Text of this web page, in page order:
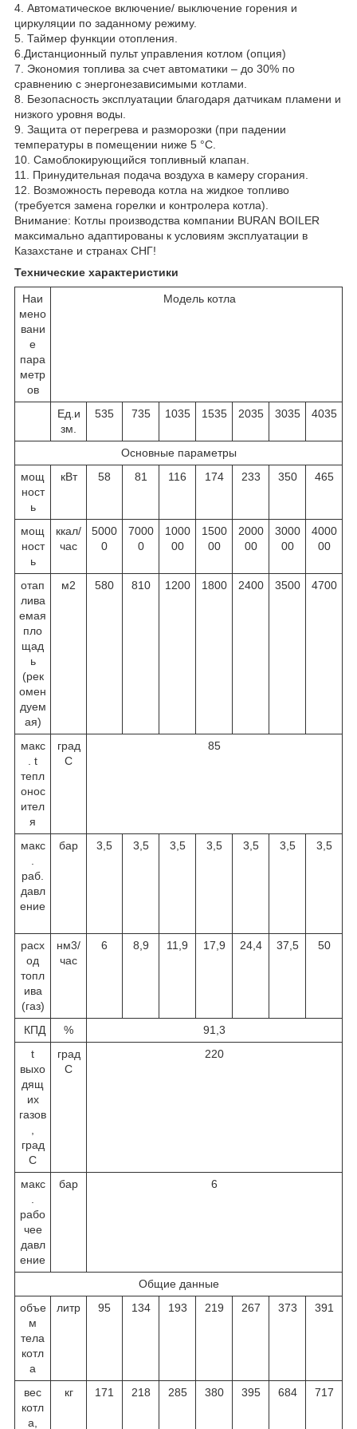
4. Автоматическое включение/ выключение горения и
циркуляции по заданному режиму.
5. Таймер функции отопления.
6.Дистанционный пульт управления котлом (опция)
7. Экономия топлива за счет автоматики – до 30% по
сравнению с энергонезависимыми котлами.
8. Безопасность эксплуатации благодаря датчикам пламени и
низкого уровня воды.
9. Защита от перегрева и разморозки (при падении
температуры в помещении ниже 5 °С.
10. Самоблокирующийся топливный клапан.
11. Принудительная подача воздуха в камеру сгорания.
12. Возможность перевода котла на жидкое топливо
(требуется замена горелки и контролера котла).
Внимание: Котлы производства компании BURAN BOILER
максимально адаптированы к условиям эксплуатации в
Казахстане и странах СНГ!
Технические характеристики
Наи
мено
вани
е
пара
метр
ов
Модель котла
Ед.и
зм.
535 735 1035 1535 2035 3035 4035
Основные параметры
мощ
ност
ь
кВт 58 81 116 174 233 350 465
мощ
ност
ь
ккал/
час
5000
0
7000
0
1000
00
1500
00
2000
00
3000
00
4000
00
отап
лива
емая
пло
щад
ь
(рек
омен
дуем
ая)
м2 580 810 1200 1800 2400 3500 4700
макс
. t
тепл
онос
ител
я
град
С
85
макс
раб.
давл
ение
бар 3,5 3,5 3,5 3,5 3,5 3,5 3,5
расх
од
топл
ива
(газ)
нм3/
час
6 8,9 11,9 17,9 24,4 37,5 50
КПД %
91,3
t
выхо
дящ
их
газов
град
С
град
С
220
макс
рабо
чее
давл
ение
бар 6
Общие данные
объе
м
тела
котл
а
литр 95 134 193 219 267 373 391
вес
котл
а,
кг 171 218 285 380 395 684 717